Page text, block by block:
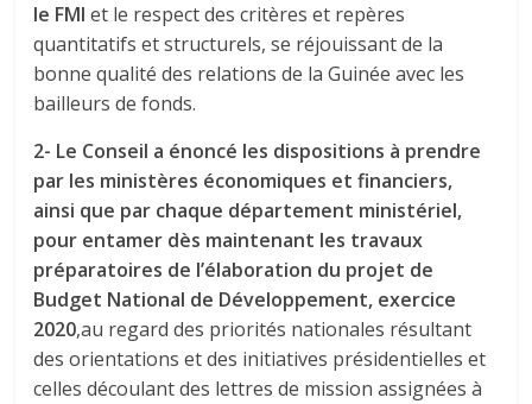
le FMI et le respect des critères et repères
quantitatifs et structurels, se réjouissant de la
bonne qualité des relations de la Guinée avec les
bailleurs de fonds.
2- Le Conseil a énoncé les dispositions à prendre
par les ministères économiques et financiers,
ainsi que par chaque département ministériel,
pour entamer dès maintenant les travaux
préparatoires de l’élaboration du projet de
Budget National de Développement, exercice
2020,au regard des priorités nationales résultant
des orientations et des initiatives présidentielles et
celles découlant des lettres de mission assignées à